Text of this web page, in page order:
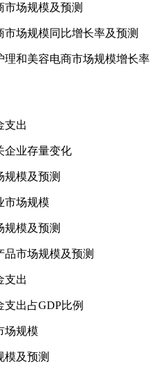
市场规模及预测
市场规模同比增长率及预测
理和美容电商市场规模增长率
支出
企业存量变化
规模及预测
市场规模
规模及预测
品市场规模及预测
支出
支出占GDP比例
场规模
模及预测